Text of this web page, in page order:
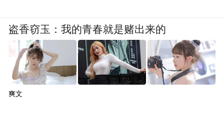
盗香窃玉：我的青春就是赌出来的
爽文